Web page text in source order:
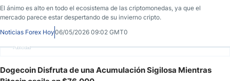
El ánimo es alto en todo el ecosistema de las criptomonedas, ya que el
mercado parece estar despertando de su invierno cripto.
Noticias Forex Hoy06/05/2026 09:02 GMT0
Publicidad
Dogecoin Disfruta de una Acumulación Sigilosa Mientras